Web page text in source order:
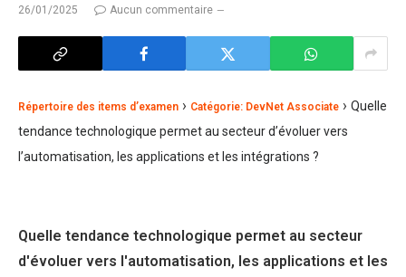
26/01/2025 Aucun commentaire
Répertoire des items d’examen › Catégorie: DevNet Associate › Quelle
tendance technologique permet au secteur d’évoluer vers
l’automatisation, les applications et les intégrations ?
Quelle tendance technologique permet au secteur
d'évoluer vers l'automatisation, les applications et les